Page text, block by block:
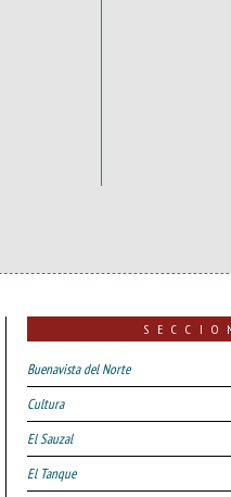
Buenavista del Norte
Cultura
El Sauzal
El Tanque